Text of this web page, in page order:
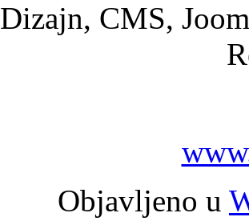
Dizajn, CMS,
Objavljeno u